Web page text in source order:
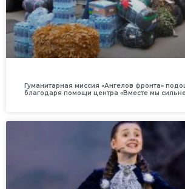
Гуманитарная миссия «Ангелов фронта»
благодаря помощи центра «Вместе мы